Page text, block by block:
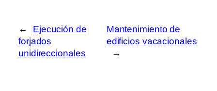
←
Ejecución de
forjados
unidireccionales
Mantenimiento de
edificios vacacionales
→